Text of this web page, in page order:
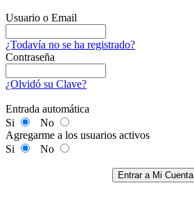
Usuario o Email
¿Todavía no se ha registrado?
Contraseña
¿Olvidó su Clave?
Entrada automática
Si
No
Agregarme a los usuarios activos
Si
No
Entrar a Mi Cuenta